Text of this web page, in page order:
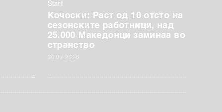
Start
Кочоски: Раст од 10 отсто на
сезонските работници, над
25.000 Македонци заминаа во
странство